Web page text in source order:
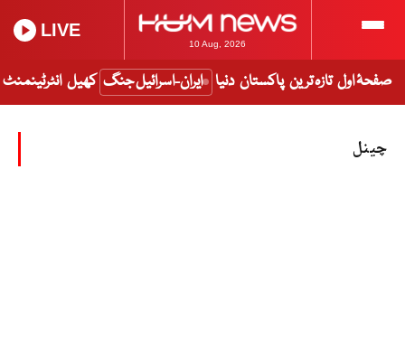
10 Aug, 2026
LIVE
صفحۂ اول تازہ ترین پاکستان دنیا ایران-اسرائیل جنگ کھیل انٹرٹینمنٹ
چینل